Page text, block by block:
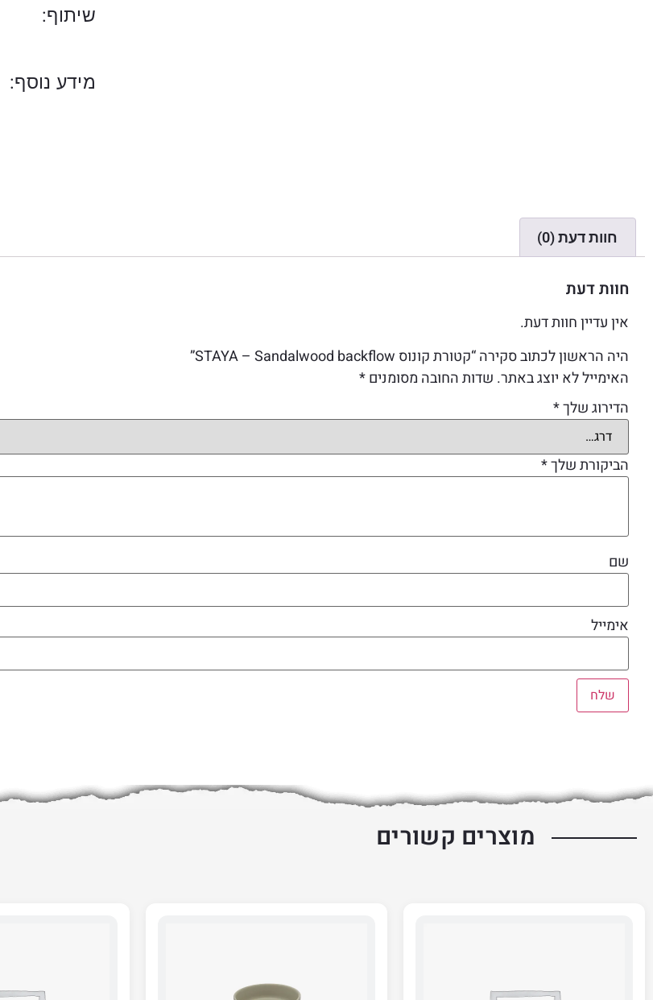
שיתוף:
מידע נוסף:
חוות דעת (0)
חוות דעת
אין עדיין חוות דעת.
היה הראשון לכתוב סקירה “קטורת קונוס STAYA – Sandalwood backflow”
האימייל לא יוצג באתר. שדות החובה מסומנים*
הדירוג שלך*
הביקורת שלך*
שם
אימייל
מוצרים קשורים